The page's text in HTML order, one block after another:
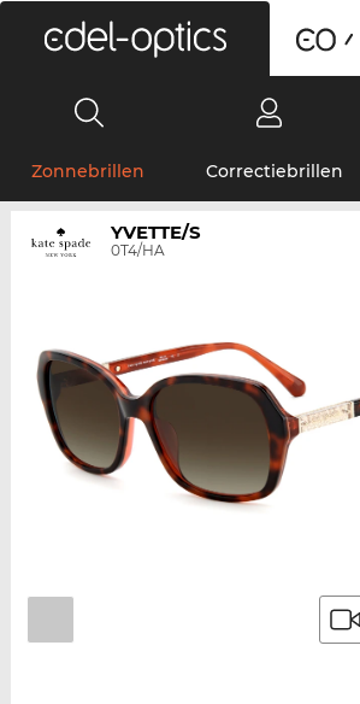
Zonnebrillen Correctiebrillen
YVETTE/S
0T4/HA